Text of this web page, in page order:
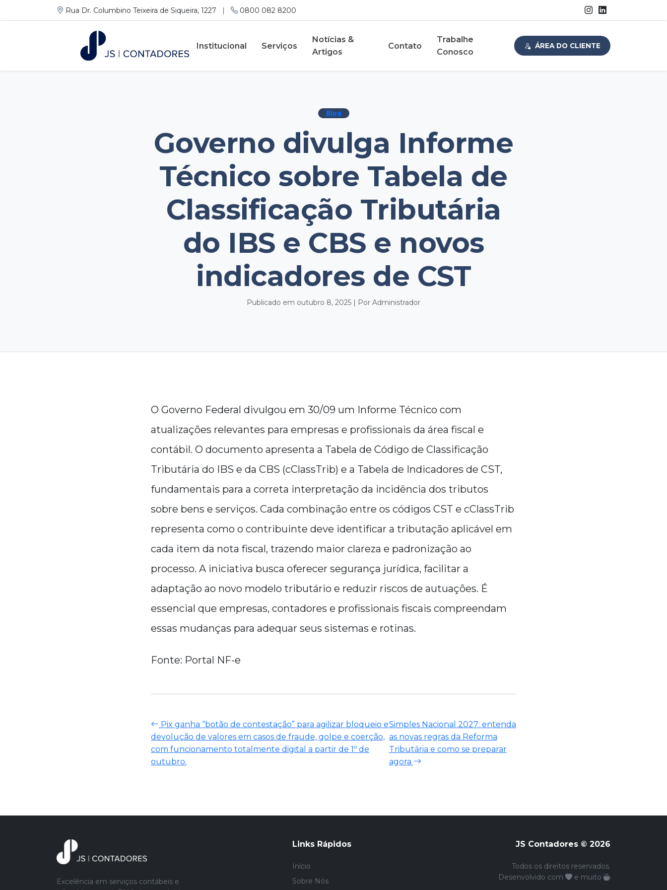
Rua Dr. Columbino Teixeira de Siqueira, 1227 | 0800 082 8200
Institucional Serviços
Notícias &
Artigos
Contato
Trabalhe
Conosco
ÁREA DO CLIENTE
Blog
Governo divulga Informe
Técnico sobre Tabela de
Classificação Tributária
do IBS e CBS e novos
indicadores de CST
Publicado em outubro 8, 2025 | Por Administrador
O Governo Federal divulgou em 30/09 um Informe Técnico com
atualizações relevantes para empresas e profissionais da área fiscal e
contábil. O documento apresenta a Tabela de Código de Classificação
Tributária do IBS e da CBS (cClassTrib) e a Tabela de Indicadores de CST,
fundamentais para a correta interpretação da incidência dos tributos
sobre bens e serviços. Cada combinação entre os códigos CST e cClassTrib
representa como o contribuinte deve identificar a tributação aplicável em
cada item da nota fiscal, trazendo maior clareza e padronização ao
processo. A iniciativa busca oferecer segurança jurídica, facilitar a
adaptação ao novo modelo tributário e reduzir riscos de autuações. É
essencial que empresas, contadores e profissionais fiscais compreendam
essas mudanças para adequar seus sistemas e rotinas.
Fonte: Portal NF-e
Pix ganha “botão de contestação” para agilizar bloqueio e
devolução de valores em casos de fraude, golpe e coerção,
com funcionamento totalmente digital a partir de 1º de
outubro.
Simples Nacional 2027: entenda
as novas regras da Reforma
Tributária e como se preparar
agora
Excelência em serviços contábeis e
Links Rápidos
Início
Sobre Nós
JS Contadores © 2026
Todos os direitos reservados.
Desenvolvido com
e muito